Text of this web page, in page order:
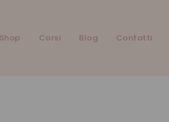
Shop Corsi Blog Contatti